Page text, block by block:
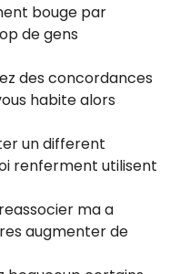
bouge par
de gens
des concordances
habite alors
un different
renferment utilisent
ma a
augmenter de